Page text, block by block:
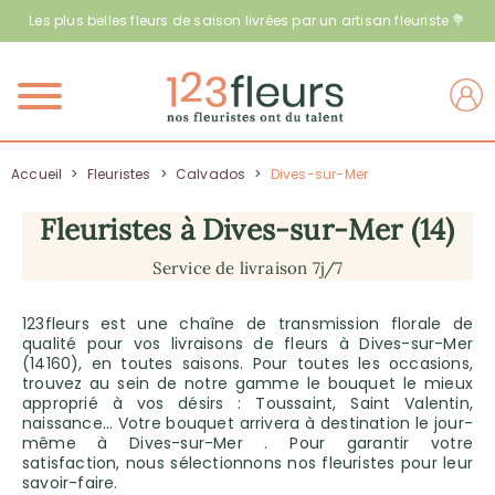
Les plus belles fleurs de saison livrées par un artisan fleuriste 💐
Menu
Accueil > Fleuristes > Calvados > Dives-sur-Mer
Fleuristes à Dives-sur-Mer (14)
Service de livraison 7j/7
123fleurs est une chaîne de transmission florale de
qualité pour vos livraisons de fleurs à Dives-sur-Mer
(14160), en toutes saisons. Pour toutes les occasions,
trouvez au sein de notre gamme le bouquet le mieux
approprié à vos désirs : Toussaint, Saint Valentin,
naissance… Votre bouquet arrivera à destination le jour-
même à Dives-sur-Mer . Pour garantir votre
satisfaction, nous sélectionnons nos fleuristes pour leur
savoir-faire.